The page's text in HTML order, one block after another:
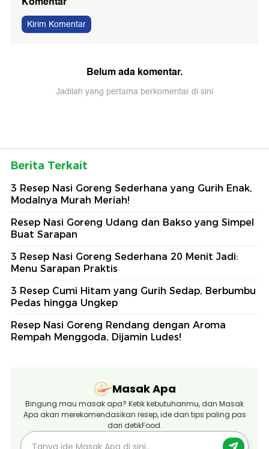
Kirim Komentar
Belum ada komentar.
Jadilah yang pertama berkomentar di sini
Berita Terkait
3 Resep Nasi Goreng Sederhana yang Gurih Enak,
Modalnya Murah Meriah!
Resep Nasi Goreng Udang dan Bakso yang Simpel
Buat Sarapan
3 Resep Nasi Goreng Sederhana 20 Menit Jadi:
Menu Sarapan Praktis
3 Resep Cumi Hitam yang Gurih Sedap, Berbumbu
Pedas hingga Ungkep
Resep Nasi Goreng Rendang dengan Aroma
Rempah Menggoda, Dijamin Ludes!
Masak Apa
Bingung mau masak apa? Ketik kebutuhanmu, dan Masak
Apa akan merekomendasikan resep, ide dan tips paling pas
dari detikFood.